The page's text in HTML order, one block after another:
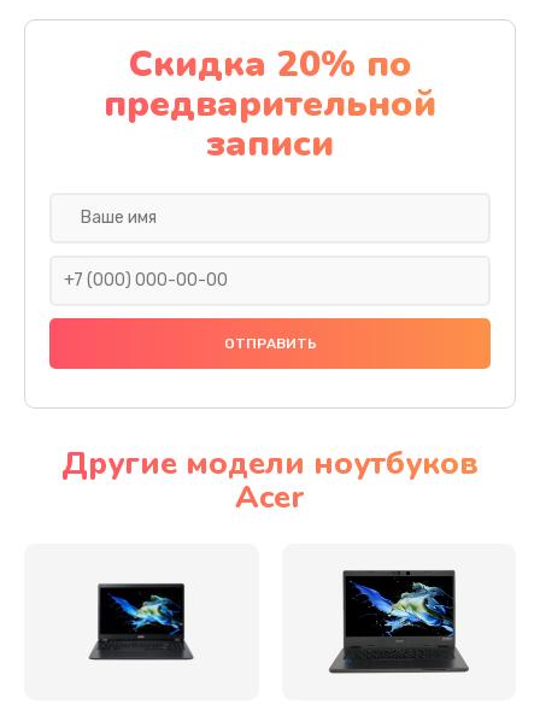
Заказать
Чистка от пыли
1060 руб.
Заказать
Ремонт подсветки
Настройка BIOS
Замена видеочипа
Скидка 20% по
предварительной
записи
Другие модели ноутбуков
Acer